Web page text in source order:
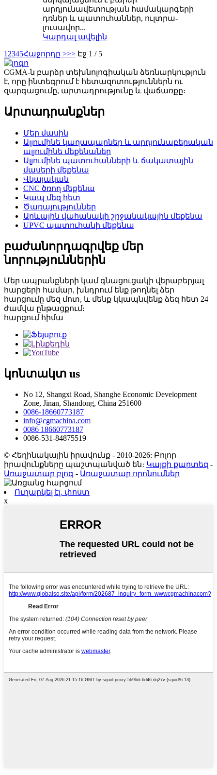
արդյունավետության համակարգերի
դռներ և պատուհաններ, ուլտրա-
լուսավոր...
Կարդալ ավելին
1 2345Հաջորդը >>> Էջ 1 / 5
CGMA-ն բարձր տեխնոլոգիական ձեռնարկություն
է, որը ինտեգրում է հետազոտություններն ու
զարգացումը, արտադրությունը և վաճառքը։
Արտադրանքներ
Մեր մասին
Ալյումինե կաղապարներ և արդյունաբերական
ալյումինե մեքենաներ
Ալյումինե պատուհանների և ճակատային
մասերի մեքենա
Վկայական
CNC ծռող մեքենա
Կապ մեզ հետ
Ծառայություններ
Արևային վահանակի շրջանակային մեքենա
UPVC պատուհանի մեքենա
բաժանորդագրվեք մեր
նորություններին
Մեր ապրանքների կամ գնացուցակի վերաբերյալ
հարցերի համար, խնդրում ենք թողնել ձեր
հարցումը մեզ մոտ, և մենք կկապնվենք ձեզ հետ 24
ժամվա ընթացքում։
հարցում հիմա
կոնտակտ us
No 12, Shangxi Road, Shanghe Economic Development
Zone, Jinan, Shandong, China 251600
0086-18660773187
info@cgmachina.com
0086 18660773187
0086-531-84875519
© Հեղինակային իրավունք - 2010-2026: Բոլոր
իրավունքները պաշտպանված են։ Կայքի քարտեզ -
Առաջատար բլոգ - Առաջատար որոնումներ
Ուղարկել էլ. փոստ
x